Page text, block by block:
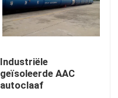
Industriële
geïsoleerde AAC
autoclaaf